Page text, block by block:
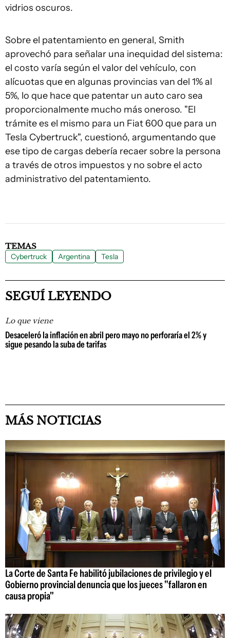
vidrios oscuros.
Sobre el patentamiento en general, Smith
aprovechó para señalar una inequidad del sistema:
el costo varía según el valor del vehículo, con
alícuotas que en algunas provincias van del 1% al
5%, lo que hace que patentar un auto caro sea
proporcionalmente mucho más oneroso. "El
trámite es el mismo para un Fiat 600 que para un
Tesla Cybertruck", cuestionó, argumentando que
ese tipo de cargas debería recaer sobre la persona
a través de otros impuestos y no sobre el acto
administrativo del patentamiento.
TEMAS
Cybertruck Argentina Tesla
SEGUÍ LEYENDO
Lo que viene
Desaceleró la inflación en abril pero mayo no perforaría el 2% y
sigue pesando la suba de tarifas
MÁS NOTICIAS
La Corte de Santa Fe habilitó jubilaciones de privilegio y el
Gobierno provincial denuncia que los jueces "fallaron en
causa propia"